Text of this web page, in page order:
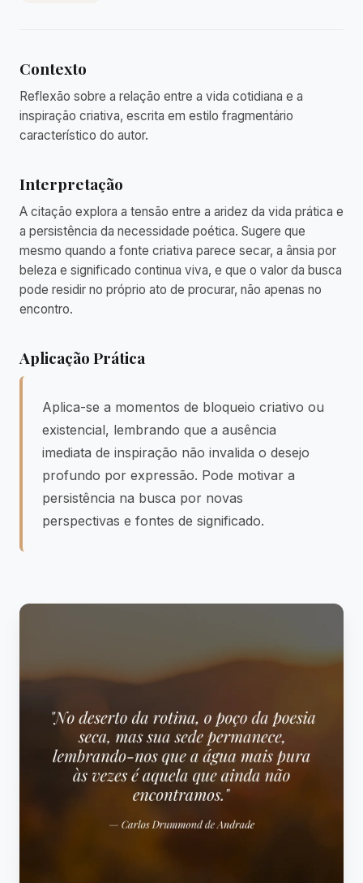
Contexto
Reflexão sobre a relação entre a vida cotidiana e a
inspiração criativa, escrita em estilo fragmentário
característico do autor.
Interpretação
A citação explora a tensão entre a aridez da vida prática e
a persistência da necessidade poética. Sugere que
mesmo quando a fonte criativa parece secar, a ânsia por
beleza e significado continua viva, e que o valor da busca
pode residir no próprio ato de procurar, não apenas no
encontro.
Aplicação Prática
Aplica-se a momentos de bloqueio criativo ou
existencial, lembrando que a ausência
imediata de inspiração não invalida o desejo
profundo por expressão. Pode motivar a
persistência na busca por novas
perspectivas e fontes de significado.